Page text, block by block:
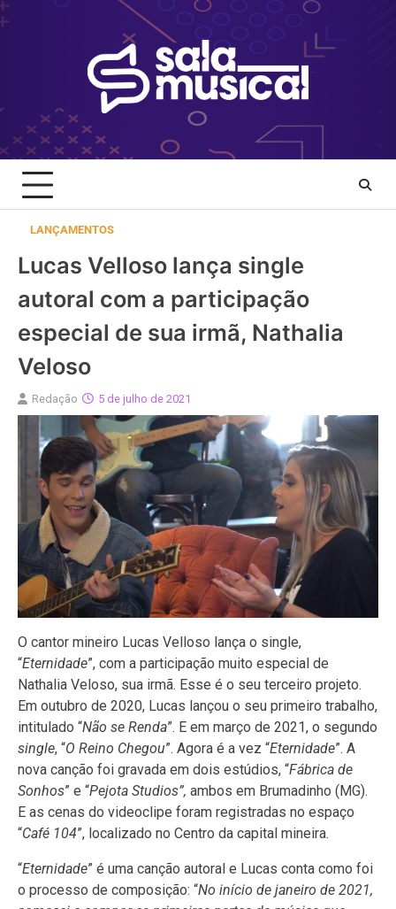
Skip
to
LANÇAMENTOS
Lucas Velloso lança single
autoral com a participação
especial de sua irmã, Nathalia
Veloso
Redação 5 de julho de 2021
O cantor mineiro Lucas Velloso lança o single,
“Eternidade”, com a participação muito especial de
Nathalia Veloso, sua irmã. Esse é o seu terceiro projeto.
Em outubro de 2020, Lucas lançou o seu primeiro trabalho,
intitulado “Não se Renda”. E em março de 2021, o segundo
single, “O Reino Chegou”. Agora é a vez “Eternidade”. A
nova canção foi gravada em dois estúdios, “Fábrica de
Sonhos” e “Pejota Studios”, ambos em Brumadinho (MG).
E as cenas do videoclipe foram registradas no espaço
“Café 104”, localizado no Centro da capital mineira.
“Eternidade” é uma canção autoral e Lucas conta como foi
o processo de composição: “No início de janeiro de 2021,